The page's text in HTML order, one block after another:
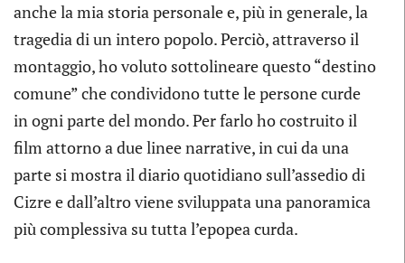
anche la mia storia personale e, più in generale, la
tragedia di un intero popolo. Perciò, attraverso il
montaggio, ho voluto sottolineare questo “destino
comune” che condividono tutte le persone curde
in ogni parte del mondo. Per farlo ho costruito il
film attorno a due linee narrative, in cui da una
parte si mostra il diario quotidiano sull’assedio di
Cizre e dall’altro viene sviluppata una panoramica
più complessiva su tutta l’epopea curda.